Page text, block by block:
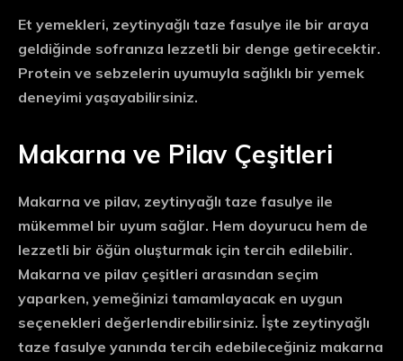
Et yemekleri, zeytinyağlı taze fasulye ile bir araya
geldiğinde sofranıza lezzetli bir denge getirecektir.
Protein ve sebzelerin uyumuyla sağlıklı bir yemek
deneyimi yaşayabilirsiniz.
Makarna ve Pilav Çeşitleri
Makarna ve pilav, zeytinyağlı taze fasulye ile
mükemmel bir uyum sağlar. Hem doyurucu hem de
lezzetli bir öğün oluşturmak için tercih edilebilir.
Makarna ve pilav çeşitleri arasından seçim
yaparken, yemeğinizi tamamlayacak en uygun
seçenekleri değerlendirebilirsiniz. İşte zeytinyağlı
taze fasulye yanında tercih edebileceğiniz makarna